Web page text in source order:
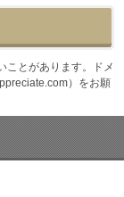
ことがあります。ドメ
）をお願